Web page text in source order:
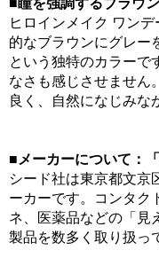
■瞳を強調するブラウ
ヒロインメイク ワン
的なブラウンにグレー
という独特のカラーで
なさも感じさせません
良く、自然になじみな
■メーカーについて：「
シード社は東京都文京
ーカーです。コンタク
ネ、医薬品などの「見
製品を数多く取り扱っ